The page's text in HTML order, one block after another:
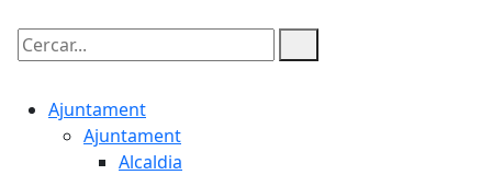
Cercar:
Ajuntament
Ajuntament
Alcaldia